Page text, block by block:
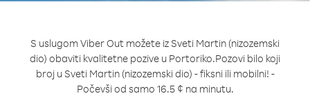
S uslugom Viber Out možete iz Sveti Martin (nizozemski
dio) obaviti kvalitetne pozive u Portoriko.Pozovi bilo koji
broj u Sveti Martin (nizozemski dio) - fiksni ili mobilni! -
Počevši od samo 16.5 ¢ na minutu.